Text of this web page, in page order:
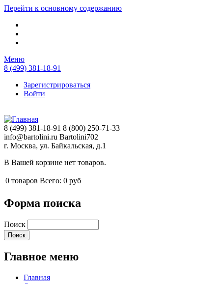
Перейти к основному содержанию
Меню
8 (499) 381-18-91
Зарегистрироваться
Войти
8 (499) 381-18-91 8 (800) 250-71-33
info@bartolini.ru Bartolini702
г. Москва, ул. Байкальская, д.1
В Вашей корзине нет товаров.
0 товаров Всего: 0 руб
Форма поиска
Поиск
Главное меню
Главная